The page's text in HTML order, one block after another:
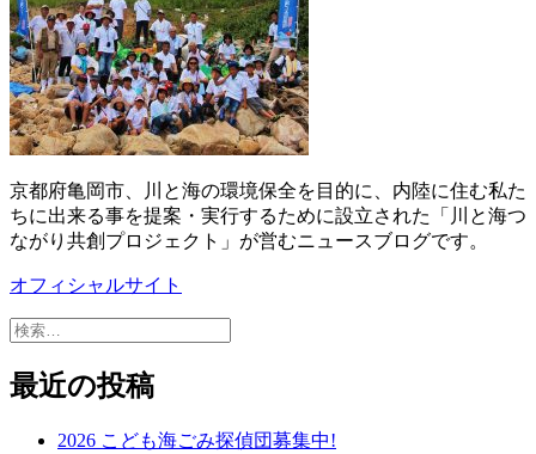
京都府亀岡市、川と海の環境保全を目的に、内陸に住む私た
ちに出来る事を提案・実行するために設立された「川と海つ
ながり共創プロジェクト」が営むニュースブログです。
オフィシャルサイト
検
最近の投稿
2026 こども海ごみ探偵団募集中!